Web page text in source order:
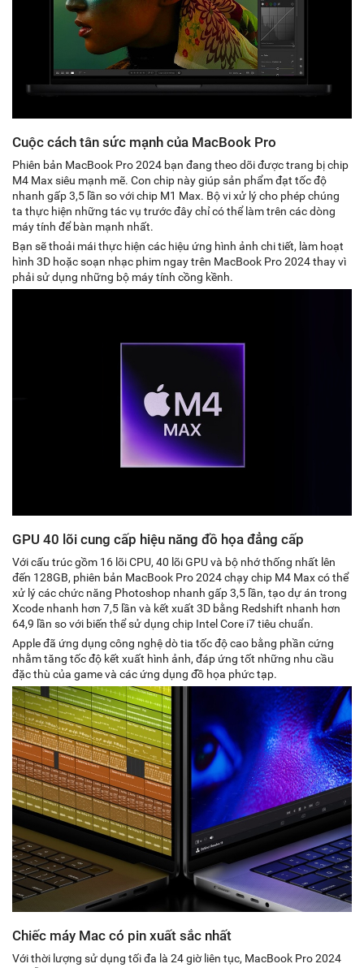
Cuộc cách tân sức mạnh của MacBook Pro
Phiên bản MacBook Pro 2024 bạn đang theo dõi được trang bị chip
M4 Max siêu mạnh mẽ. Con chip này giúp sản phẩm đạt tốc độ
nhanh gấp 3,5 lần so với chip M1 Max. Bộ vi xử lý cho phép chúng
ta thực hiện những tác vụ trước đây chỉ có thể làm trên các dòng
máy tính để bàn mạnh nhất.
Bạn sẽ thoải mái thực hiện các hiệu ứng hình ảnh chi tiết, làm hoạt
hình 3D hoặc soạn nhạc phim ngay trên MacBook Pro 2024 thay vì
phải sử dụng những bộ máy tính cồng kềnh.
GPU 40 lõi cung cấp hiệu năng đồ họa đẳng cấp
Với cấu trúc gồm 16 lõi CPU, 40 lõi GPU và bộ nhớ thống nhất lên
đến 128GB, phiên bản MacBook Pro 2024 chạy chip M4 Max có thể
xử lý các chức năng Photoshop nhanh gấp 3,5 lần, tạo dự án trong
Xcode nhanh hơn 7,5 lần và kết xuất 3D bằng Redshift nhanh hơn
64,9 lần so với biến thể sử dụng chip Intel Core i7 tiêu chuẩn.
Apple đã ứng dụng công nghệ dò tia tốc độ cao bằng phần cứng
nhằm tăng tốc độ kết xuất hình ảnh, đáp ứng tốt những nhu cầu
đặc thù của game và các ứng dụng đồ họa phức tạp.
Chiếc máy Mac có pin xuất sắc nhất
Với thời lượng sử dụng tối đa là 24 giờ liên tục, MacBook Pro 2024